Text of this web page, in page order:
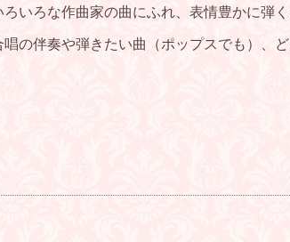
ろいろな作曲家の曲にふれ、表情豊かに弾
唱の伴奏や弾きたい曲（ポップスでも）、